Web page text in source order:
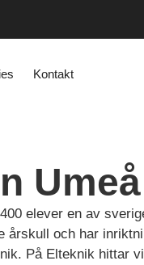
Kontakt
elever en av
årskull och har
På Elteknik hittar